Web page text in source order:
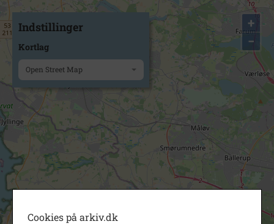
+
−
Indstillinger
Kortlag
Open Street Map
Cookies på arkiv.dk